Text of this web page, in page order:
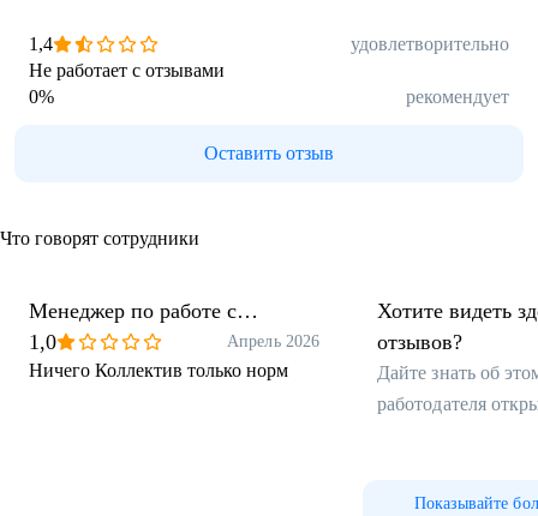
1,4
удовлетворительно
Не работает с отзывами
0% рекомендует
Оставить отзыв
Что говорят сотрудники
Менеджер по работе с
клиентами
1,0 Апрель 2026
Ничего Коллектив только норм
Хотите видеть
отзывов?
Дайте знать об
работодателя
Показывайте